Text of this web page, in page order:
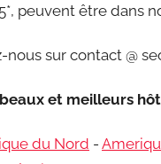
peuvent être dans
sur contact @
et meilleurs
du Nord -